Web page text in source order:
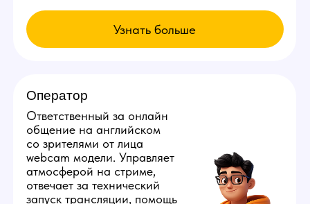
Все города Грузии
Все города Казахстана
Города других стран
Узнай больше в нашем боте!
Все города России
Иркутск, ул. Лермонтова, д. 275/17